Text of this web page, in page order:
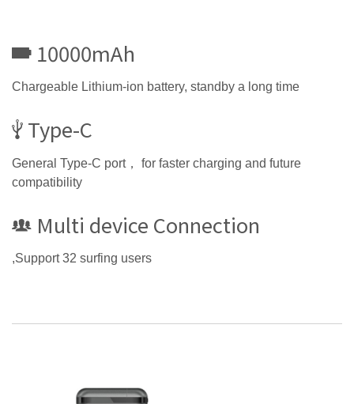
10000mAh
Chargeable Lithium-ion battery, standby a long time
Type-C
General Type-C port， for faster charging and future
compatibility
Multi device Connection
,Support 32 surfing users